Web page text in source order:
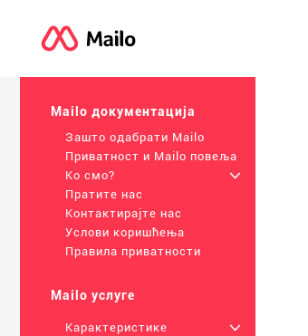
Mailo документација
Зашто одабрати Mailo
Приватност и Mailo повеља
Ко смо?
+
Пратите нас
Контактирајте нас
Услови коришћења
Правила приватности
Mailo услуге
Карактеристике
+